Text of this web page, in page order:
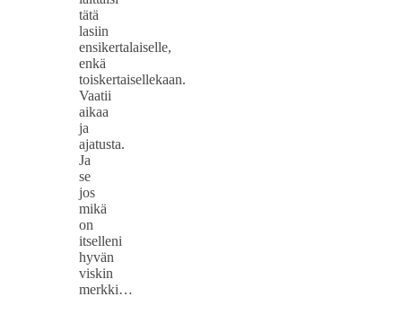
tätä
lasiin
ensikertalaiselle,
enkä
toiskertaisellekaan.
Vaatii
aikaa
ja
ajatusta.
Ja
se
jos
mikä
on
itselleni
hyvän
viskin
merkki…